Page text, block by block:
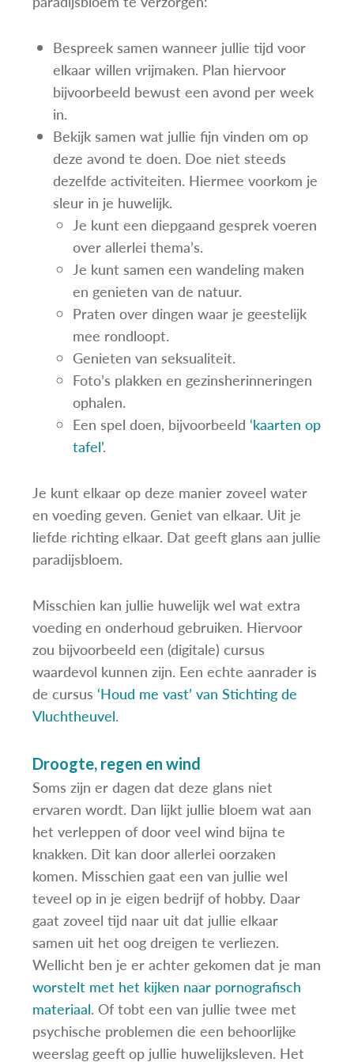
Bespreek samen wanneer jullie tijd voor
elkaar willen vrijmaken. Plan hiervoor
bijvoorbeeld bewust een avond per week
in.
Bekijk samen wat jullie fijn vinden om op
deze avond te doen. Doe niet steeds
dezelfde activiteiten. Hiermee voorkom je
sleur in je huwelijk.
Je kunt een diepgaand gesprek voeren
over allerlei thema’s.
Je kunt samen een wandeling maken
en genieten van de natuur.
Praten over dingen waar je geestelijk
mee rondloopt.
Genieten van seksualiteit.
Foto’s plakken en gezinsherinneringen
ophalen.
Een spel doen, bijvoorbeeld ‘kaarten op
tafel’.
Je kunt elkaar op deze manier zoveel water
en voeding geven. Geniet van elkaar. Uit je
liefde richting elkaar. Dat geeft glans aan jullie
paradijsbloem.
Misschien kan jullie huwelijk wel wat extra
voeding en onderhoud gebruiken. Hiervoor
zou bijvoorbeeld een (digitale) cursus
waardevol kunnen zijn. Een echte aanrader is
de cursus ‘Houd me vast’ van Stichting de
Vluchtheuvel.
Droogte, regen en wind
Soms zijn er dagen dat deze glans niet
ervaren wordt. Dan lijkt jullie bloem wat aan
het verleppen of door veel wind bijna te
knakken. Dit kan door allerlei oorzaken
komen. Misschien gaat een van jullie wel
teveel op in je eigen bedrijf of hobby. Daar
gaat zoveel tijd naar uit dat jullie elkaar
samen uit het oog dreigen te verliezen.
Wellicht ben je er achter gekomen dat je man
worstelt met het kijken naar pornografisch
materiaal. Of tobt een van jullie twee met
psychische problemen die een behoorlijke
weerslag geeft op jullie huwelijksleven. Het